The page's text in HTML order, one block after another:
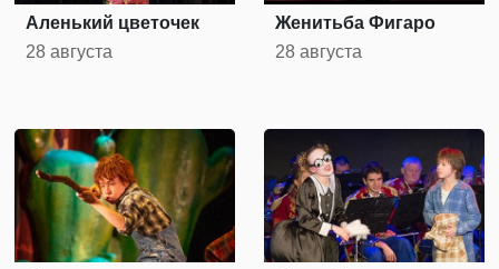
Аленький цветочек
28 августа
Женитьба Фигаро
28 августа